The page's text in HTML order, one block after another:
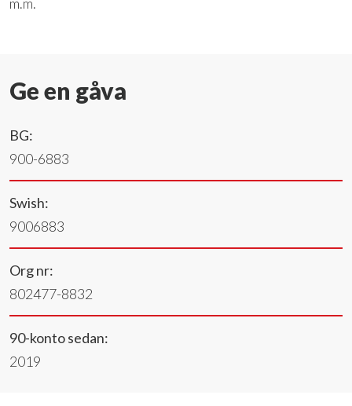
Ge en gåva
BG:
900-6883
Swish:
9006883
Org nr:
802477-8832
90-konto sedan:
2019